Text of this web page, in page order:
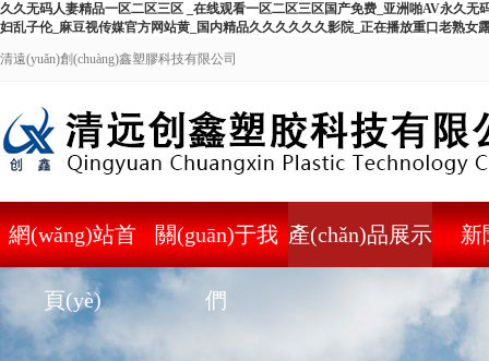
久久无码人妻精品一区二区三区 _在线观看一区二区三区国产免费_亚洲啪AV永久
妇乱子伦_麻豆视传媒官方网站黄_国内精品久久久久久久影院_正在播放重口老熟女
清遠(yuǎn)創(chuàng)鑫塑膠科技有限公司
網(wǎng)站首
頁(yè)
關(guān)于我
們
產(chǎn)品展示 新